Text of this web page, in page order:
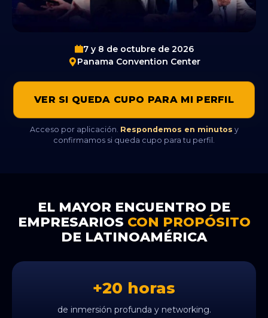
7 y 8 de octubre de 2026
Panama Convention Center
VER SI QUEDA CUPO PARA MI PERFIL
Acceso por aplicación. Respondemos en minutos y
confirmamos si queda cupo para tu perfil.
EL MAYOR ENCUENTRO DE
EMPRESARIOS CON PROPÓSITO
DE LATINOAMÉRICA
+20 horas
de inmersión profunda y networking.